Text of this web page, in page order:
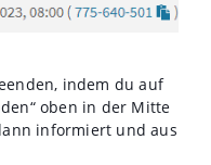
indem du auf
oben in der Mitte
informiert und aus